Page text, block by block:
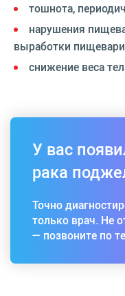
тошнота,
нарушения
выработки
снижение веса
У вас
рака
Точно
только врач. Не
— позвоните по